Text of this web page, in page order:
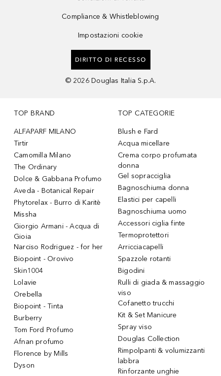
Compliance & Whistleblowing
Impostazioni cookie
DIRITTO DI RECESSO
© 2026 Douglas Italia S.p.A.
TOP BRAND
ALFAPARF MILANO
Tirtir
Camomilla Milano
The Ordinary
Dolce & Gabbana Profumo
Aveda - Botanical Repair
Phytorelax - Burro di Karitè
Missha
Giorgio Armani - Acqua di
Gioia
Narciso Rodriguez - for her
Biopoint - Orovivo
Skin1004
Lolavie
Orebella
Biopoint - Tinta
Burberry
Tom Ford Profumo
Afnan profumo
Florence by Mills
Dyson
TOP CATEGORIE
Blush e Fard
Acqua micellare
Crema corpo profumata
donna
Gel sopracciglia
Bagnoschiuma donna
Elastici per capelli
Bagnoschiuma uomo
Accessori ciglia finte
Termoprotettori
Arricciacapelli
Spazzole rotanti
Bigodini
Rulli di giada & massaggio
viso
Cofanetto trucchi
Kit & Set Manicure
Spray viso
Douglas Collection
Rimpolpanti & volumizzanti
labbra
Rinforzante unghie